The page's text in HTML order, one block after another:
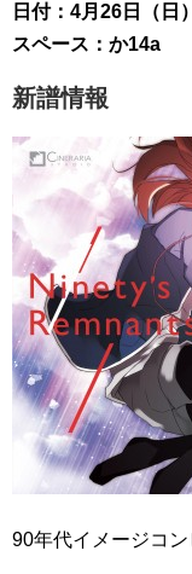
日付：4月26日（日）
スペース：か14a
新譜情報
90年代イメージコン